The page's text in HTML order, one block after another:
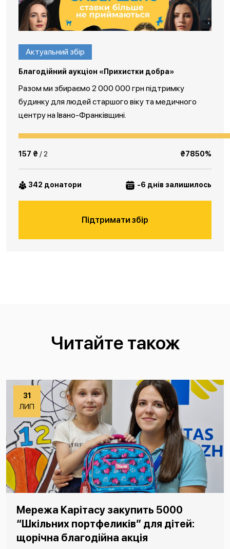
Актуальний збір
Благодійний аукціон «Прихистки добра»
Разом ми збираємо 2 000 000 грн підтримку
будинку для людей старшого віку та медичного
центру на Івано-Франківщині.
157 ₴ / 2 ₴7850%
342 донатори -6 днів залишилось
Підтримати збір
Читайте також
31
ЛИП
Мережа Карітасу закупить 5000
“Шкільних портфеликів” для дітей:
щорічна благодійна акція